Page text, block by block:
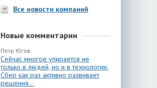
Все новости компаний
Новые комментарии
Петр Югов:
Сейчас многое упирается не
только в людей, но и в технологии.
Сбер как раз активно развивает
решения...